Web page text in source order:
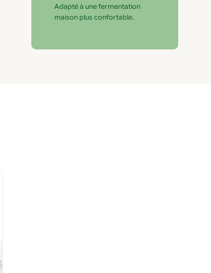
Adapté à une fermentation
maison plus confortable.